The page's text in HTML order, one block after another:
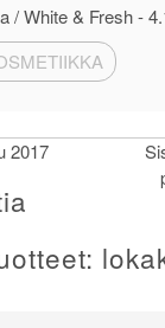
/ White & Fresh -
2017